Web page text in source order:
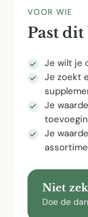
VOOR WIE
Past
Je wilt je
Je zoekt
Je
Je
Niet
Doe de